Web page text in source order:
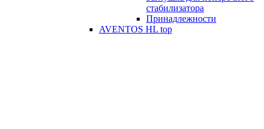
стабилизатора
Принадлежности
AVENTOS HL top